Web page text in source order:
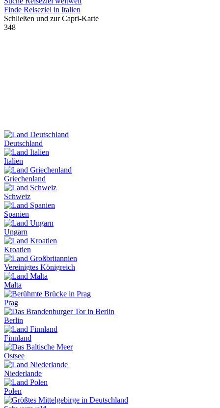
Finde Reiseziel in Italien
Schließen und zur Capri-Karte
348
Deutschland
Italien
Griechenland
Schweiz
Spanien
Ungarn
Kroatien
Vereinigtes Königreich
Malta
Prag
Berlin
Finnland
Ostsee
Niederlande
Polen